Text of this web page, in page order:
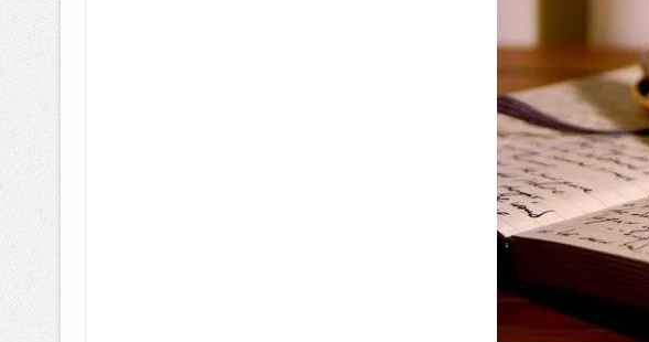
HUKUM MEMBAYAR ZAKAT KEPADA KERABAT SENDIRI